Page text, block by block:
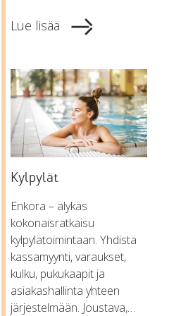
Lue lisää
Kylpylät
Enkora – älykäs
kokonaisratkaisu
kylpylätoimintaan. Yhdistä
kassamyynti, varaukset,
kulku, pukukaapit ja
asiakashallinta yhteen
järjestelmään. Joustava,…